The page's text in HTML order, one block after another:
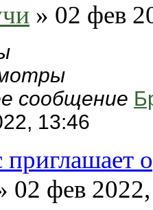
» 02 фев
сообщение
13:46
02 фев